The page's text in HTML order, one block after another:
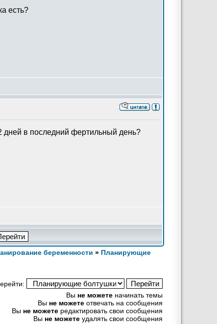
есть?
дней в последний фертильный день?
беременности » Планирующие
Вы не можете начинать темы
Вы не можете отвечать на сообщения
Вы не можете редактировать свои сообщения
Вы не можете удалять свои сообщения